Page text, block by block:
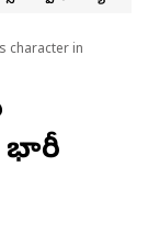
character in
భారీ